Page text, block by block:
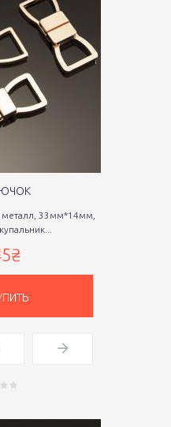
33мм*14мм,